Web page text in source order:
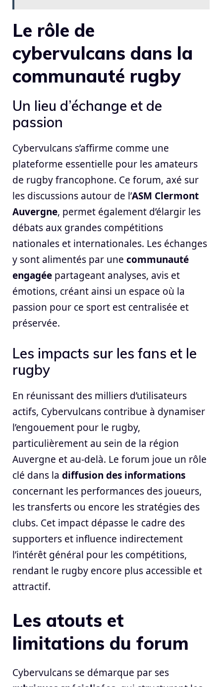
Le rôle de
cybervulcans dans la
communauté rugby
Un lieu d’échange et de
passion
Cybervulcans s’affirme comme une
plateforme essentielle pour les amateurs
de rugby francophone. Ce forum, axé sur
les discussions autour de l’ASM Clermont
Auvergne, permet également d’élargir les
débats aux grandes compétitions
nationales et internationales. Les échanges
y sont alimentés par une communauté
engagée partageant analyses, avis et
émotions, créant ainsi un espace où la
passion pour ce sport est centralisée et
préservée.
Les impacts sur les fans et le
rugby
En réunissant des milliers d’utilisateurs
actifs, Cybervulcans contribue à dynamiser
l’engouement pour le rugby,
particulièrement au sein de la région
Auvergne et au-delà. Le forum joue un rôle
clé dans la diffusion des informations
concernant les performances des joueurs,
les transferts ou encore les stratégies des
clubs. Cet impact dépasse le cadre des
supporters et influence indirectement
l’intérêt général pour les compétitions,
rendant le rugby encore plus accessible et
attractif.
Les atouts et
limitations du forum
Cybervulcans se démarque par ses